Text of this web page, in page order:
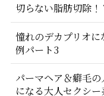
切らない脂肪切除
憧れのデカプリオ
例パート3
パーマヘア＆癖毛の
になる大人セクシー